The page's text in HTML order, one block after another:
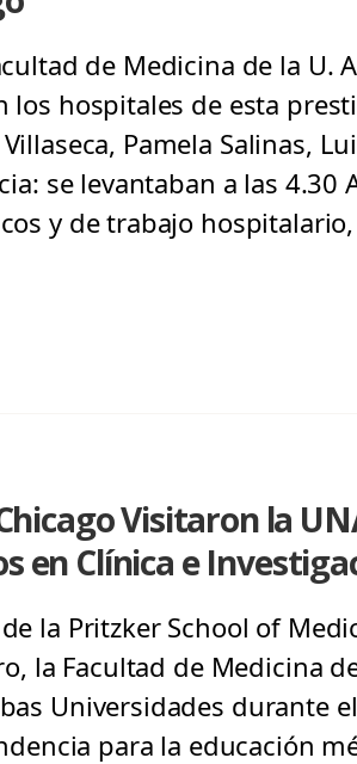
de Medicina de la U.
los hospitales de esta
Pamela Salinas,
se levantaban a las 4.30
y de trabajo
Visitaron la
en Clínica e
la Pritzker School of
la Facultad de Medicina
Universidades durante
para la educación